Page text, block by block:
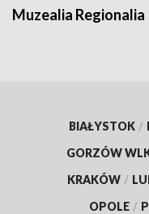
Muzealia Regionalia
BIAŁYSTOK /
GORZÓW
KRAKÓW /
OPOLE /